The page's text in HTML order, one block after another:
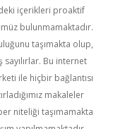
içerikleri proaktif
bulunmamaktadır.
taşımakta olup,
Bu internet
ile hiçbir bağlantısı
makaleler
niteliği taşımamakta